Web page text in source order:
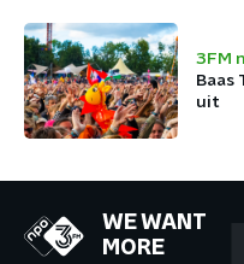
3FM
Baas
uit
WE WANT
MORE